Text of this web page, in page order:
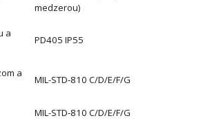
medzerou)
a
PD405 IP55
a
MIL-STD-810 C/D/E/F/G
MIL-STD-810 C/D/E/F/G